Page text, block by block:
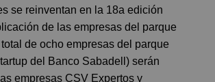
se reinventan en la 18a edición
de las empresas del parque
de ocho empresas del parque
del Banco Sabadell) serán
empresas CSV Expertos y